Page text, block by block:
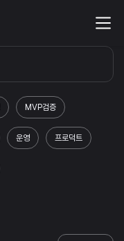
MVP검증
운영 프로덕트